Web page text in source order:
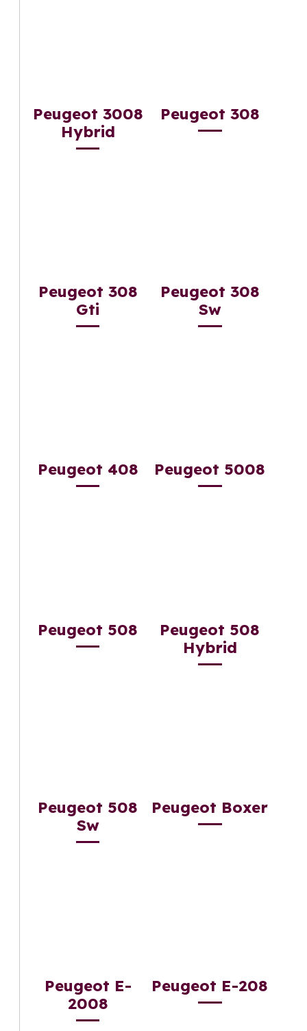
Peugeot 3008
Hybrid
Peugeot 308
Peugeot 308
Gti
Peugeot 308
Sw
Peugeot 408 Peugeot 5008
Peugeot 508
Peugeot 508
Hybrid
Peugeot 508
Sw
Peugeot Boxer
Peugeot E-
2008
Peugeot E-208